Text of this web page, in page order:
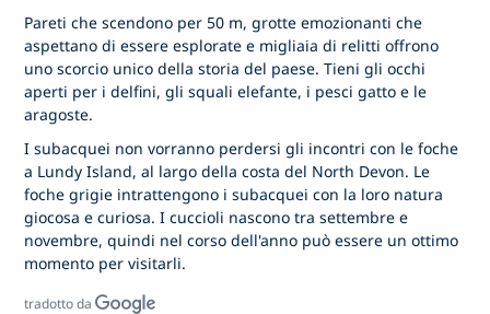
Pareti che scendono per 50 m, grotte emozionanti che
aspettano di essere esplorate e migliaia di relitti offrono
uno scorcio unico della storia del paese. Tieni gli occhi
aperti per i delfini, gli squali elefante, i pesci gatto e le
aragoste.
I subacquei non vorranno perdersi gli incontri con le foche
a Lundy Island, al largo della costa del North Devon. Le
foche grigie intrattengono i subacquei con la loro natura
giocosa e curiosa. I cuccioli nascono tra settembre e
novembre, quindi nel corso dell'anno può essere un ottimo
momento per visitarli.
tradotto da